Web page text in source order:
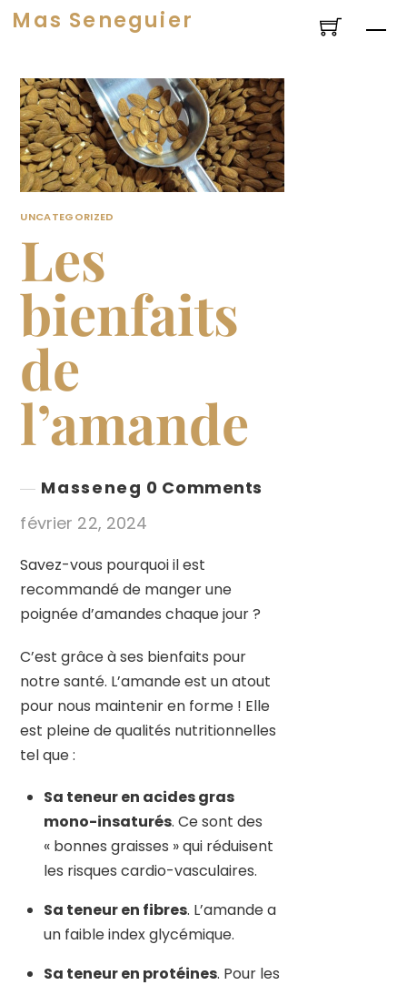
SkipMas Seneguier
UNCATEGORIZED
Les
bienfaits
de
l’amande
Masseneg 0 Comments
février 22, 2024
Savez-vous pourquoi il est
recommandé de manger une
poignée d’amandes chaque jour ?
C’est grâce à ses bienfaits pour
notre santé. L’amande est un atout
pour nous maintenir en forme ! Elle
est pleine de qualités nutritionnelles
tel que :
Sa teneur en acides gras
mono-insaturés. Ce sont des
« bonnes graisses » qui réduisent
les risques cardio-vasculaires.
Sa teneur en fibres. L’amande a
un faible index glycémique.
Sa teneur en protéines. Pour les